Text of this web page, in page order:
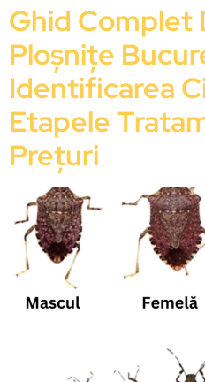
Ghid Complet
Ploșnițe
Identificarea
Etapele
Prețuri